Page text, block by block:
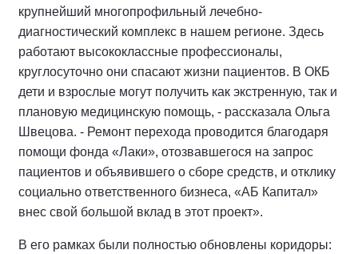
крупнейший многопрофильный лечебно-
диагностический комплекс в нашем регионе. Здесь
работают высококлассные профессионалы,
круглосуточно они спасают жизни пациентов. В ОКБ
дети и взрослые могут получить как экстренную, так и
плановую медицинскую помощь, - рассказала Ольга
Швецова. - Ремонт перехода проводится благодаря
помощи фонда «Лаки», отозвавшегося на запрос
пациентов и объявившего о сборе средств, и отклику
социально ответственного бизнеса, «АБ Капитал»
внес свой большой вклад в этот проект».
В его рамках были полностью обновлены коридоры: